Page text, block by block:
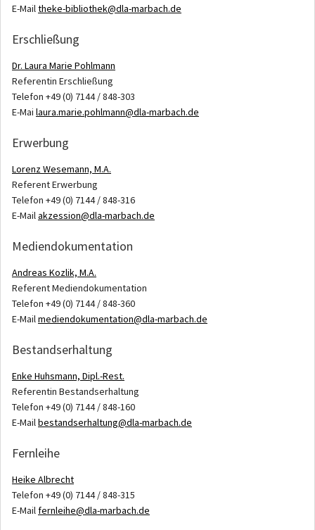
E-Mailtheke-bibliothek@dla-marbach.de
Erschließung
Dr. Laura Marie Pohlmann
Referentin Erschließung
Telefon +49 (0) 7144 / 848-303
E-Mai laura.marie.pohlmann@dla-marbach.de
Erwerbung
Lorenz Wesemann, M.A.
Referent Erwerbung
Telefon +49 (0) 7144 / 848-316
E-Mailakzession@dla-marbach.de
Mediendokumentation
Andreas Kozlik, M.A.
Referent Mediendokumentation
Telefon +49 (0) 7144 / 848-360
E-Mailmediendokumentation@dla-marbach.de
Bestandserhaltung
Enke Huhsmann, Dipl.-Rest.
Referentin Bestandserhaltung
Telefon +49 (0) 7144 / 848-160
E-Mailbestandserhaltung@dla-marbach.de
Fernleihe
Heike Albrecht
Telefon +49 (0) 7144 / 848-315
E-Mailfernleihe@dla-marbach.de